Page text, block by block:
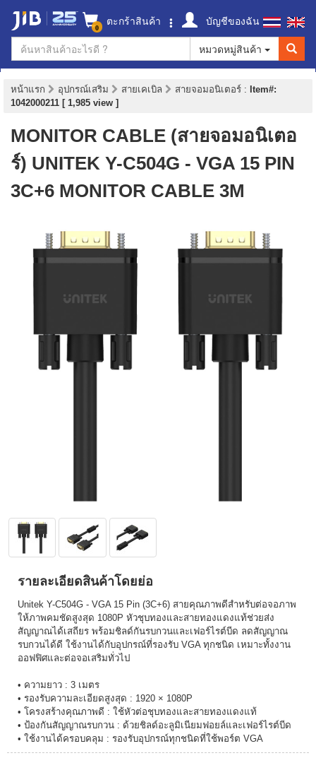
0 ตะกร้าสินค้า
บัญชีของฉัน
หมวดหมู่สินค้า
หน้าแรก อุปกรณ์เสริม สายเคเบิล สายจอมอนิเตอร์ : Item#:
1042000211 [ 1,985 view ]
MONITOR CABLE (สายจอมอนิเตอ
ร์) UNITEK Y-C504G - VGA 15 PIN
3C+6 MONITOR CABLE 3M
รายละเอียดสินค้าโดยย่อ
Unitek Y-C504G - VGA 15 Pin (3C+6) สายคุณภาพดีสำหรับต่อจอภาพ
ให้ภาพคมชัดสูงสุด 1080P หัวชุบทองและสายทองแดงแท้ช่วยส่ง
สัญญาณได้เสถียร พร้อมชิลด์กันรบกวนและเฟอร์ไรต์บีด ลดสัญญาณ
รบกวนได้ดี ใช้งานได้กับอุปกรณ์ที่รองรับ VGA ทุกชนิด เหมาะทั้งงาน
ออฟฟิศและต่อจอเสริมทั่วไป
• ความยาว : 3 เมตร
• รองรับความละเอียดสูงสุด : 1920 × 1080P
• โครงสร้างคุณภาพดี : ใช้หัวต่อชุบทองและสายทองแดงแท้
• ป้องกันสัญญาณรบกวน : ด้วยชิลด์อะลูมิเนียมฟอยล์และเฟอร์ไรต์บีด
• ใช้งานได้ครอบคลุม : รองรับอุปกรณ์ทุกชนิดที่ใช้พอร์ต VGA